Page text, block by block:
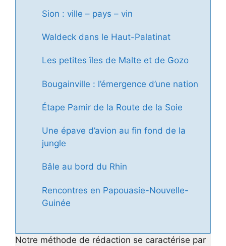
Sion : ville – pays – vin
Waldeck dans le Haut-Palatinat
Les petites îles de Malte et de Gozo
Bougainville : l’émergence d’une nation
Étape Pamir de la Route de la Soie
Une épave d’avion au fin fond de la
jungle
Bâle au bord du Rhin
Rencontres en Papouasie-Nouvelle-
Guinée
Notre méthode de rédaction se caractérise par